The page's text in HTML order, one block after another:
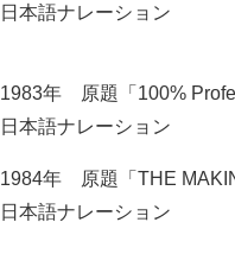
日本語ナレーション
1983年 原題「100%
日本語ナレーション
1984年 原題「THE
日本語ナレーション